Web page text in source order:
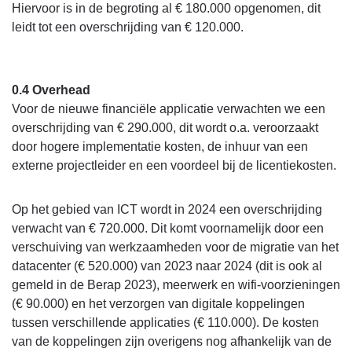
Hiervoor is in de begroting al € 180.000 opgenomen, dit
leidt tot een overschrijding van € 120.000.
0.4 Overhead
Voor de nieuwe financiële applicatie verwachten we een
overschrijding van € 290.000, dit wordt o.a. veroorzaakt
door hogere implementatie kosten, de inhuur van een
externe projectleider en een voordeel bij de licentiekosten.
Op het gebied van ICT wordt in 2024 een overschrijding
verwacht van € 720.000. Dit komt voornamelijk door een
verschuiving van werkzaamheden voor de migratie van het
datacenter (€ 520.000) van 2023 naar 2024 (dit is ook al
gemeld in de Berap 2023), meerwerk en wifi-voorzieningen
(€ 90.000) en het verzorgen van digitale koppelingen
tussen verschillende applicaties (€ 110.000). De kosten
van de koppelingen zijn overigens nog afhankelijk van de